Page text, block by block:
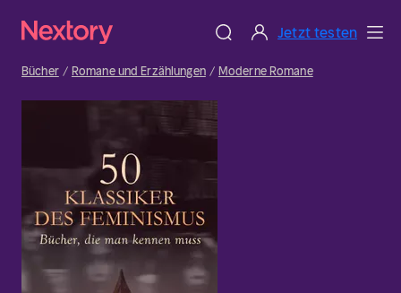
Jetzt testen
Bücher Romane und Erzählungen Moderne Romane